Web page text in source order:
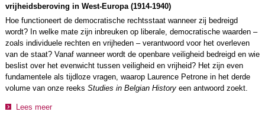
vrijheidsberoving in West-Europa (1914‐1940)
Hoe functioneert de democratische rechtsstaat wanneer zij bedreigd
wordt? In welke mate zijn inbreuken op liberale, democratische waarden –
zoals individuele rechten en vrijheden – verantwoord voor het overleven
van de staat? Vanaf wanneer wordt de openbare veiligheid bedreigd en wie
beslist over het evenwicht tussen veiligheid en vrijheid? Het zijn even
fundamentele als tijdloze vragen, waarop Laurence Petrone in het derde
volume van onze reeks Studies in Belgian Historyeen antwoord zoekt.
Lees meer